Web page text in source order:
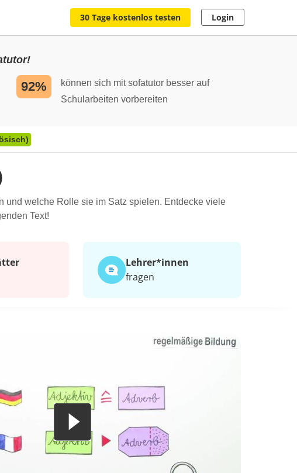
30 Tage kostenlos testen Login
92%
können sich mit sofatutor besser auf
Schularbeiten vorbereiten
und welche Rolle sie im Satz spielen. Entdecke viele
Text!
Lehrer*​innen
fragen